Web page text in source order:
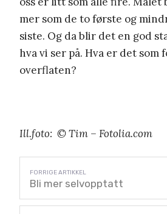
mer som de to første og
siste. Og da blir det en god
hva vi ser på. Hva er det
overflaten?
Ill.foto: © Tim – Fotolia.com
Bli mer selvopptatt